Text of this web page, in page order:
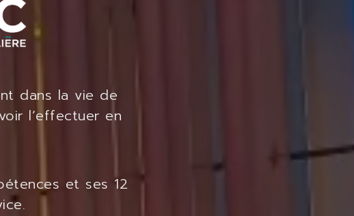
dans la vie de
l’effectuer en
et ses 12